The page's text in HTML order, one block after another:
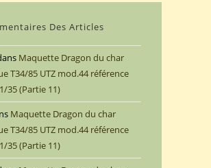
Des Articles
Maquette Dragon du char
T34/85 UTZ mod.44 référence
35 (Partie 11)
Maquette Dragon du char
T34/85 UTZ mod.44 référence
35 (Partie 11)